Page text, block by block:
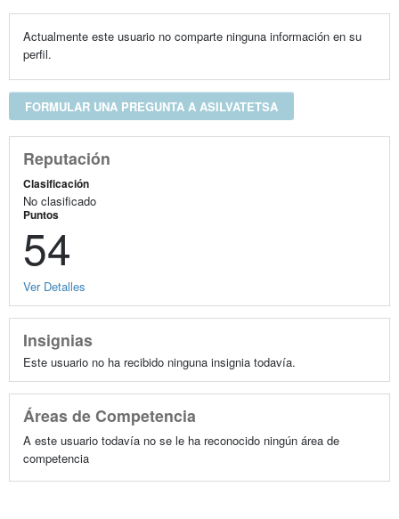
Actualmente este usuario no comparte ninguna información en su
perfil.
FORMULAR UNA PREGUNTA A ASILVATETSA
Reputación
Clasificación
No clasificado
Puntos
54
Ver Detalles
Insignias
Este usuario no ha recibido ninguna insignia todavía.
Áreas de Competencia
A este usuario todavía no se le ha reconocido ningún área de
competencia